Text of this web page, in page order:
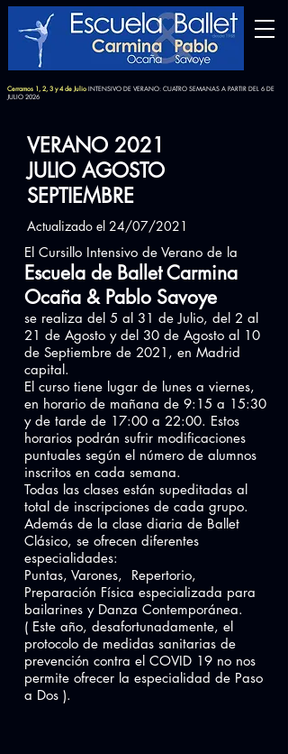
Cerramos 1, 2, 3 y 4 de Julio INTENSIVO DE VERANO: CUATRO SEMANAS A PARTIR DEL 6 DE
JULIO 2026
VERANO 2021
JULIO AGOSTO
SEPTIEMBRE
Actualizado el 24/07/2021
El Cursillo Intensivo de Verano de la
Escuela de Ballet Carmina
Ocaña & Pablo Savoye
se realiza del 5 al 31 de Julio, del 2 al
21 de Agosto y del 30 de Agosto al 10
de Septiembre de 2021, en Madrid
capital.
El curso tiene lugar de lunes a viernes,
en horario de mañana de 9:15 a 15:30
y de tarde de 17:00 a 22:00. Estos
horarios podrán sufrir modificaciones
puntuales según el número de alumnos
inscritos en cada semana.
Todas las clases están supeditadas al
total de inscripciones de cada grupo.
Además de la clase diaria de Ballet
Clásico, se ofrecen diferentes
especialidades:
Puntas, Varones, Repertorio,
Preparación Física especializada para
bailarines y Danza Contemporánea.
( Este año, desafortunadamente, el
protocolo de medidas sanitarias de
prevención contra el COVID 19 no nos
permite ofrecer la especialidad de Paso
a Dos ).